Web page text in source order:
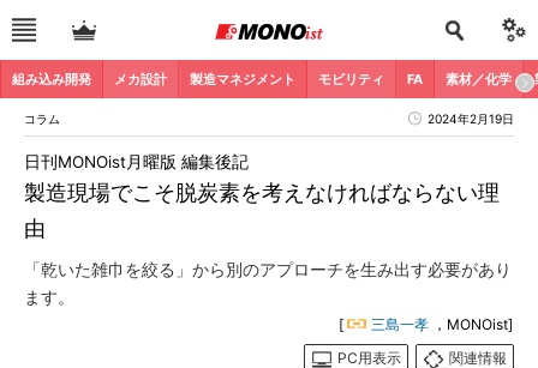
組み込み開発 メカ設計 製造マネジメント モビリティ FA 素材／化学
コラム 2024年2月19日
製造現場でこそ脱炭素を考えなければならない理
由
日刊MONOist月曜版 編集後記
「乾いた雑巾を絞る」から別のアプローチを生み出す必要があり
ます。
[ 三島一孝 ，MONOist]
PC用表示
関連情報